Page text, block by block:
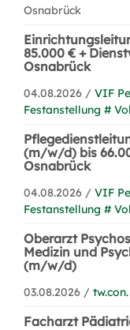
Osnabrück
85.000 € +
Osnabrück
04.08.2026 / VIF
Festanstellung #
(m/w/d) bis
Osnabrück
04.08.2026 / VIF
Festanstellung #
Oberarzt
Medizin und
(m/w/d)
03.08.2026 /
Facharzt